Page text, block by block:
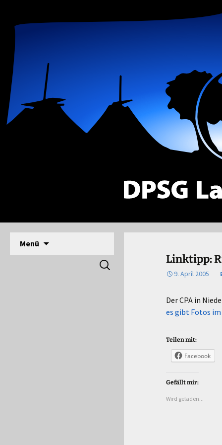
Pfadfinder Langerwehe
DPSG Stamm Langerwehe, Deutsche
Menü
Suchen
nach:
Linktipp:
9. April 2005
Der CPA in
es gibt Fotos
Teilen mit:
Facebook
Gefällt mir:
Wird geladen...